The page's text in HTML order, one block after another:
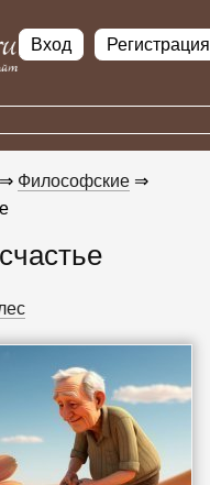
Вход Регистрация
⇒ Философские ⇒